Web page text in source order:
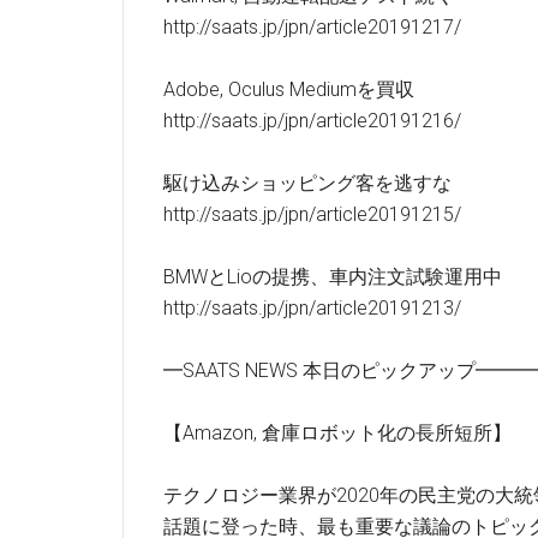
http://saats.jp/jpn/article20191217/
Adobe, Oculus Mediumを買収
http://saats.jp/jpn/article20191216/
駆け込みショッピング客を逃すな
http://saats.jp/jpn/article20191215/
BMWとLioの提携、車内注文試験運用中
http://saats.jp/jpn/article20191213/
━SAATS NEWS 本日のピックア
【Amazon, 倉庫ロボット化の長所短所】
テクノロジー業界が2020年の民主党の大
話題に登った時、最も重要な議論のトピッ